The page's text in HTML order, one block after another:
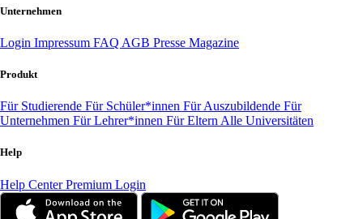
Unternehmen
Login Impressum FAQ AGB Presse Magazine
Produkt
Für Studierende Für Schüler*innen Für Auszubildende Für
Unternehmen Für Lehrer*innen Für Eltern Alle Universitäten
Help
Help CenterPremium Login